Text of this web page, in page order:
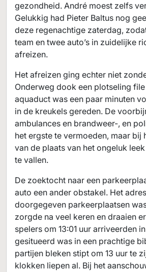
gezondheid. André moest zelfs
Gelukkig had Pieter Baltus nog
deze regenachtige zaterdag,
team en twee auto’s in zuidelijke
afreizen.
Het afreizen ging echter niet
Onderweg dook een plotseling
aquaduct was een paar minuten
in de kreukels gereden. De
ambulances en brandweer-, en
het ergste te vermoeden, maar bij
van de plaats van het ongeluk
te vallen.
De zoektocht naar een
auto een ander obstakel. Het
doorgegeven parkeerplaatsen
zorgde na veel keren en draaien
spelers om 13:01 uur arriveerden
gesitueerd was in een prachtige
partijen bleken stipt om 13 uur te
klokken liepen al. Bij het